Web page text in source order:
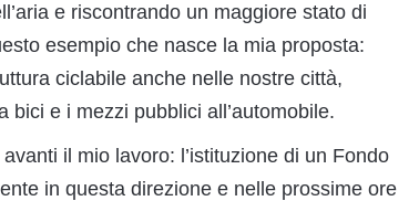
e riscontrando un maggiore stato di
esempio che nasce la mia proposta:
ciclabile anche nelle nostre città,
e i mezzi pubblici all’automobile.
il mio lavoro: l’istituzione di un Fondo
in questa direzione e nelle prossime ore